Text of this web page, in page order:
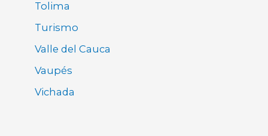
Tolima
Turismo
Valle del Cauca
Vaupés
Vichada